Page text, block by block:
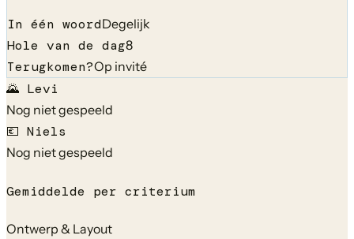
In één woordDegelijk
Hole van de dag8
Terugkomen?Op invité
🌄 Levi
Nog niet gespeeld
💶 Niels
Nog niet gespeeld
Gemiddelde per criterium
Ontwerp & Layout